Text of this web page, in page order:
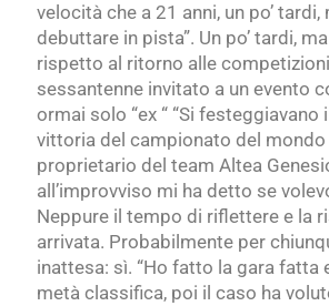
velocità che a 21 anni, un po’ tardi,
debuttare in pista”. Un po’ tardi,
rispetto al ritorno alle
sessantenne invitato a un evento
ormai solo “ex “ “Si festeggiavano
vittoria del campionato del mondo
proprietario del team Altea
all’improvviso mi ha detto se
Neppure il tempo di riflettere e la
arrivata. Probabilmente per
inattesa: sì. “Ho fatto la gara fatta
metà classifica, poi il caso ha